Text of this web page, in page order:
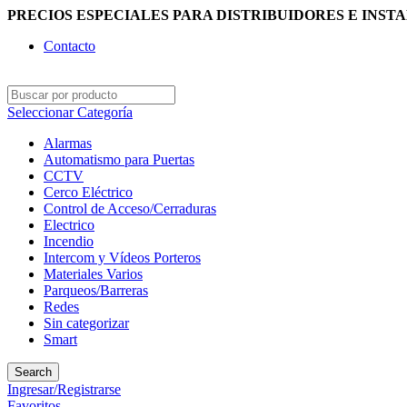
PRECIOS ESPECIALES PARA DISTRIBUIDORES E
Contacto
Seleccionar Categoría
Alarmas
Automatismo para Puertas
CCTV
Cerco Eléctrico
Control de Acceso/Cerraduras
Electrico
Incendio
Intercom y Vídeos Porteros
Materiales Varios
Parqueos/Barreras
Redes
Sin categorizar
Smart
Search
Ingresar/Registrarse